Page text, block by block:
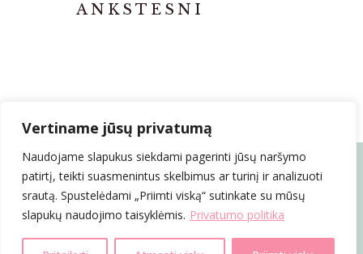
Vertiname jūsų privatumą
Naudojame slapukus siekdami pagerinti jūsų naršymo
patirtį, teikti suasmenintus skelbimus ar turinį ir analizuoti
srautą. Spustelėdami „Priimti viską“ sutinkate su mūsų
slapukų naudojimo taisyklėmis. Privatumo politika
ANKSTESNI
COPYRIGHT 2025 © KOSMETIKŲ IR KOSMETOLOGŲ ASOCIACIJA |
PRIVATUMO POLITIKA